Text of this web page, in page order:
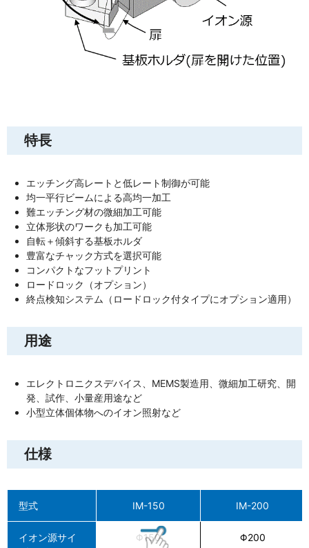
特長
エッチング高レートと低レート制御が可能
均一平行ビームによる高均一加工
難エッチング材の微細加工可能
立体形状のワークも加工可能
自転＋傾斜する基板ホルダ
豊富なチャック方式を選択可能
コンパクトなフットプリント
ロードロック（オプション）
終点検知システム（ロードロック付タイプにオプション適用）
用途
エレクトロニクスデバイス、MEMS製造用、微細加工研究、開
発、試作、小量産用途など
小型立体個体物へのイオン照射など
仕様
型式 IM-150 IM-200
イオン源サイ
Φ150 Φ200